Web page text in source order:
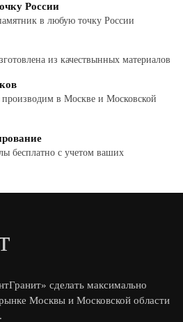
России
в любую точку России
из качествынных материалов
производим в Москве и Московской
бесплатно с учетом ваших
сделать максимально
Москвы и Московской области